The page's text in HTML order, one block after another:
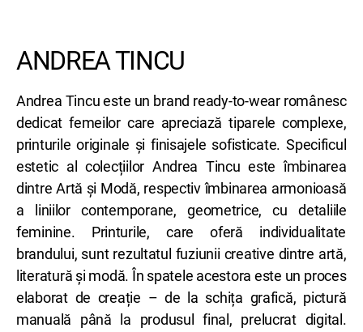
ANDREA TINCU
Andrea Tincu este un brand ready-to-wear românesc
dedicat femeilor care apreciază tiparele complexe,
printurile originale și finisajele sofisticate. Specificul
estetic al colecțiilor Andrea Tincu este îmbinarea
dintre Artă și Modă, respectiv îmbinarea armonioasă
a liniilor contemporane, geometrice, cu detaliile
feminine. Printurile, care oferă individualitate
brandului, sunt rezultatul fuziunii creative dintre artă,
literatură și modă. În spatele acestora este un proces
elaborat de creație – de la schița grafică, pictură
manuală până la produsul final, prelucrat digital.